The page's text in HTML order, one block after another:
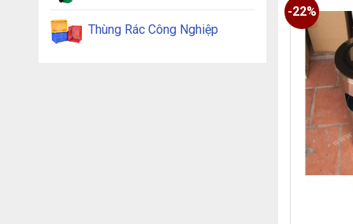
Thùng Rác Công Nghiệp
-22%